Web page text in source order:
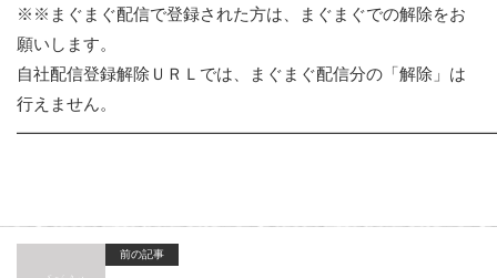
※※まぐまぐ配信で登録された方は、まぐまぐでの解除をお
願いします。
自社配信登録解除ＵＲＬでは、まぐまぐ配信分の「解除」は
行えません。
前の記事